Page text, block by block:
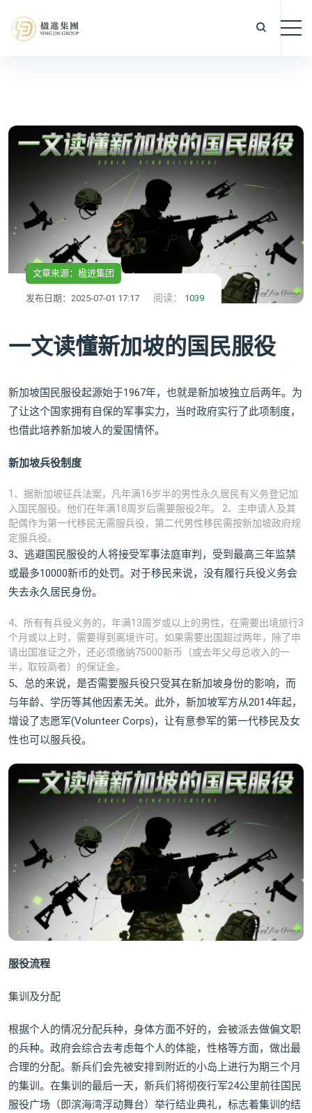
文章来源：楹进集团
发布日期：2025-07-01 17:17 阅读： 1039
一文读懂新加坡的国民服役
新加坡国民服役起源始于1967年，也就是新加坡独立后两年。为
了让这个国家拥有自保的军事实力，当时政府实行了此项制度，
也借此培养新加坡人的爱国情怀。
新加坡兵役制度
1、据新加坡征兵法案，凡年满16岁半的男性永久居民有义务登记加
入国民服役。他们在年满18周岁后需要服役2年。 2、主申请人及其
配偶作为第一代移民无需服兵役，第二代男性移民需按新加坡政府规
定服兵役。
3、逃避国民服役的人将接受军事法庭审判，受到最高三年监禁
或最多10000新币的处罚。对于移民来说，没有履行兵役义务会
失去永久居民身份。
4、所有有兵役义务的，年满13周岁或以上的男性，在需要出境旅行3
个月或以上时，需要得到离境许可。如果需要出国超过两年，除了申
请出国准证之外，还必须缴纳75000新币（或去年父母总收入的一
半，取较高者）的保证金。
5、总的来说，是否需要服兵役只受其在新加坡身份的影响，而
与年龄、学历等其他因素无关。此外，新加坡军方从2014年起，
增设了志愿军(Volunteer Corps)，让有意参军的第一代移民及女
性也可以服兵役。
服役流程
集训及分配
根据个人的情况分配兵种，身体方面不好的，会被派去做偏文职
的兵种。政府会综合去考虑每个人的体能，性格等方面，做出最
合理的分配。新兵们会先被安排到附近的小岛上进行为期三个月
的集训。在集训的最后一天，新兵们将彻夜行军24公里前往国民
服役广场（即滨海湾浮动舞台）举行结业典礼，标志着集训的结